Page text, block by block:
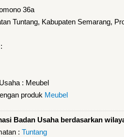
36a
Tuntang, Kabupaten Semarang,
: Meubel
produk Meubel
Badan Usaha berdasarkan
: Tuntang